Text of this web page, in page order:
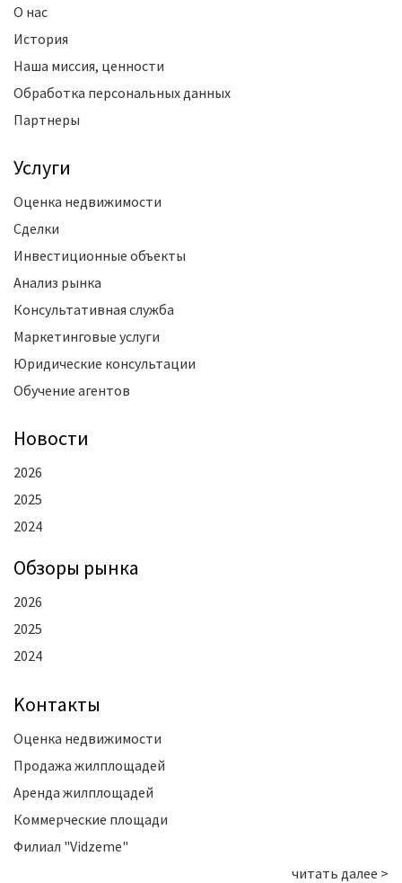
О нас
История
Наша миссия, ценности
Обработка персональных данных
Партнеры
Услуги
Оценка недвижимости
Сделки
Инвестиционные объекты
Анализ рынка
Консультативная служба
Маркетинговые услуги
Юридические консультации
Обучение агентов
Новости
2026
2025
2024
Oбзоры рынка
2026
2025
2024
Kонтакты
Оценка недвижимости
Продажа жилплощадей
Аренда жилплощадей
Коммерческие площади
Филиал "Vidzeme"
читать далее >